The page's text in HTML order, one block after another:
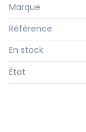
Marque
Référence
En stock
État